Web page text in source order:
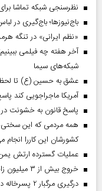
نظرسنجی شبکه تماشا
باج‌نیوزها؛ باج‌گیری در
«نظم ایرانی» در تنگه
آخر هفته چه فیلمی
شبکه‌های سیما
عشق به حسین (ع) تا
آمریکا ماجراجویی کند
پاسخ قانون به خشونت در
همه مردمی که این
کشورشان این کاررا انجام
عملیات گسترده ارتش
خروج بیش از ۳ میلیون زائر از تمام مرز‌های کشور
درگیری مرگبار ۲ پسرخاله در پارک